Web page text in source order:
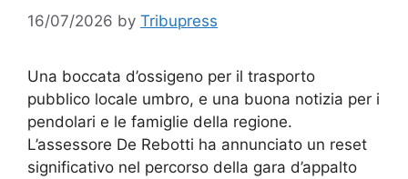
16/07/2026 by Tribupress
Una boccata d’ossigeno per il trasporto
pubblico locale umbro, e una buona notizia per i
pendolari e le famiglie della regione.
L’assessore De Rebotti ha annunciato un reset
significativo nel percorso della gara d’appalto